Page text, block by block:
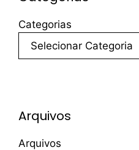
Categorias
Arquivos
Arquivos